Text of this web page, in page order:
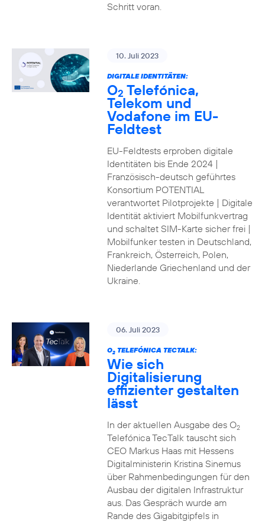
Schritt voran.
10. Juli 2023
DIGITALE IDENTITÄTEN:
O2 Telefónica,
Telekom und
Vodafone im EU-
Feldtest
EU-Feldtests erproben digitale
Identitäten bis Ende 2024 |
Französisch-deutsch geführtes
Konsortium POTENTIAL
verantwortet Pilotprojekte | Digitale
Identität aktiviert Mobilfunkvertrag
und schaltet SIM-Karte sicher frei |
Mobilfunker testen in Deutschland,
Frankreich, Österreich, Polen,
Niederlande Griechenland und der
Ukraine.
06. Juli 2023
O2TELEFÓNICA TECTALK:
Wie sich
Digitalisierung
effizienter gestalten
lässt
In der aktuellen Ausgabe des O2
Telefónica TecTalk tauscht sich
CEO Markus Haas mit Hessens
Digitalministerin Kristina Sinemus
über Rahmenbedingungen für den
Ausbau der digitalen Infrastruktur
aus. Das Gespräch wurde am
Rande des Gigabitgipfels in